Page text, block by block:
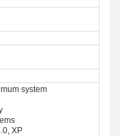
system
XP